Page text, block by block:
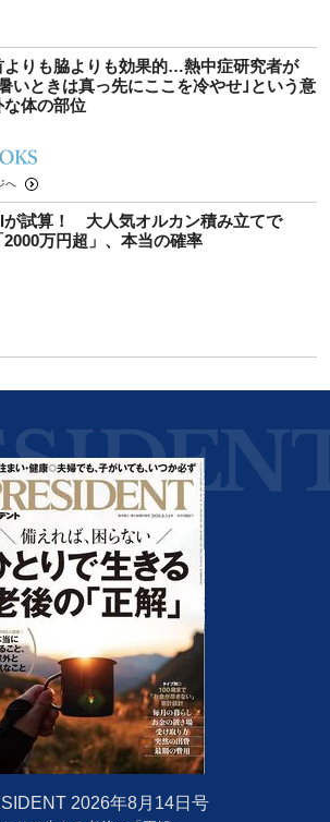
よりも脇よりも効果的…熱中症研究者が
いときは真っ先にここを冷やせ｣という意
な体の部位
へ
が試算！ 大人気オルカン積み立てで
2000万円超」、本当の確率
2026年8月14日号